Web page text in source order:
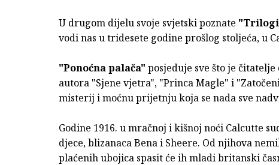
U drugom dijelu svoje svjetski poznate
vodi nas u tridesete godine prošlog stoljeća, u
"Ponoćna palača" posjeduje sve što je
autora "Sjene vjetra", "Princa Magle" i
misterij i moćnu prijetnju koja se nada sve
Godine 1916. u mračnoj i kišnoj noći Calcutte
djece, blizanaca Bena i Sheere. Od njihova
plaćenih ubojica spasit će ih mladi britanski